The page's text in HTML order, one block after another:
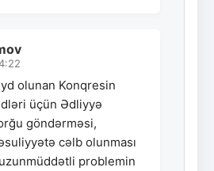
olunan Konqresin
üçün Ədliyyə
göndərməsi,
cəlb olunması
problemin